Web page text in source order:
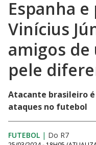
Espanha
Vinícius
amigos de
pele
Atacante brasileiro
ataques no futebol
FUTEBOL | Do R7